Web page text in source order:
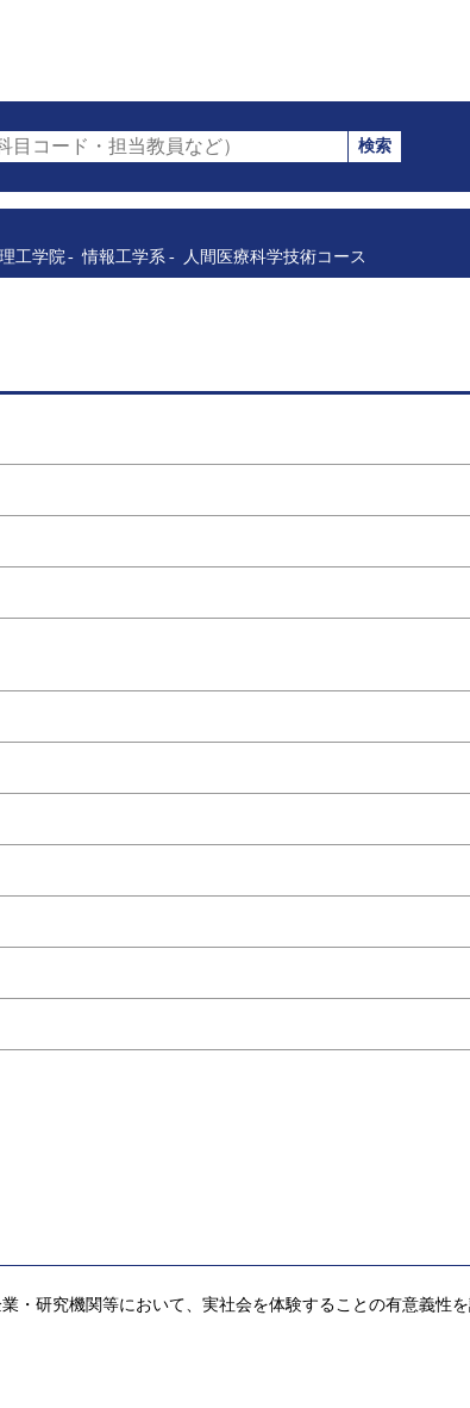
コード・担当教員など）
検索
工学院 情報工学系 人間医療科学技術コース
・研究機関等において、実社会を体験することの有意義性